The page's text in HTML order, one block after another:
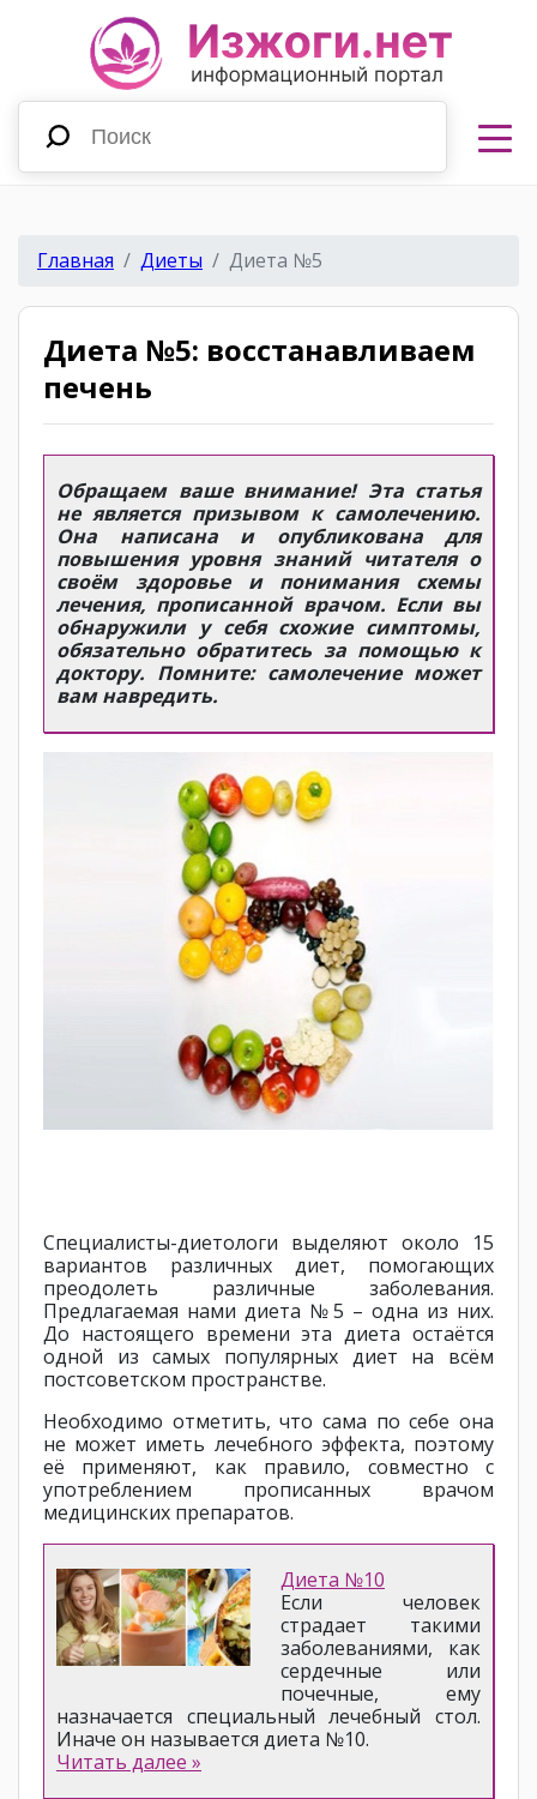
Главная Диеты Диета №5
Диета №5: восстанавливаем
печень
Обращаем ваше внимание! Эта статья
не является призывом к самолечению.
Она написана и опубликована для
повышения уровня знаний читателя о
своём здоровье и понимания схемы
лечения, прописанной врачом. Если вы
обнаружили у себя схожие симптомы,
обязательно обратитесь за помощью к
доктору. Помните: самолечение может
вам навредить.
Специалисты-диетологи выделяют около 15
вариантов различных диет, помогающих
преодолеть различные заболевания.
Предлагаемая нами диета №5 – одна из них.
До настоящего времени эта диета остаётся
одной из самых популярных диет на всём
постсоветском пространстве.
Необходимо отметить, что сама по себе она
не может иметь лечебного эффекта, поэтому
её применяют, как правило, совместно с
употреблением прописанных врачом
медицинских препаратов.
Диета №10
Если человек
страдает такими
заболеваниями, как
сердечные или
почечные, ему
назначается специальный лечебный стол.
Иначе он называется диета №10.
Читать далее »